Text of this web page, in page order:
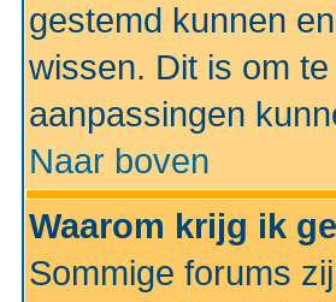
gestemd kunnen
wissen. Dit is om
aanpassingen
Naar boven
Waarom krijg ik
Sommige forums